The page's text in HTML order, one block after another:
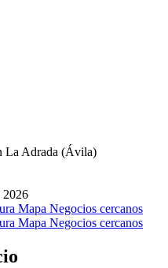
La Adrada (Ávila)
2026
Mapa Negocios cercanos
Mapa Negocios cercanos